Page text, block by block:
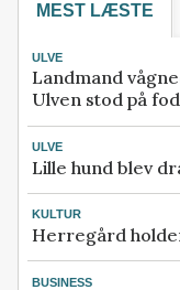
MEST LÆSTE
ULVE
Landmand
Ulven stod på
ULVE
Lille hund blev
KULTUR
Herregård
BUSINESS